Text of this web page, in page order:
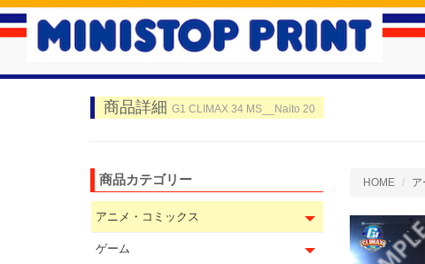
商品詳細 G1 CLIMAX 34 MS__Naito 20
HOME
商品カテゴリー
アニメ・コミックス
ゲーム